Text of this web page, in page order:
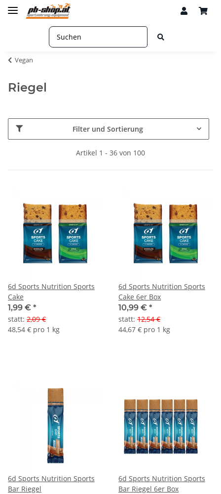
Vegan
Riegel
Filter und Sortierung
Artikel 1 - 36 von 100
6d Sports Nutrition Sports
Cake
1,99 € *
statt: 2,09 €
48,54 € pro 1 kg
6d Sports Nutrition Sports
Cake 6er Box
10,99 € *
statt: 12,54 €
44,67 € pro 1 kg
6d Sports Nutrition Sports
Bar Riegel
6d Sports Nutrition Sports
Bar Riegel 6er Box